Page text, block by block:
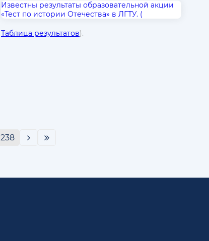
Известны результаты образовательной акции
«Тест по истории Отечества» в ЛГТУ. (
Таблица результатов).
238